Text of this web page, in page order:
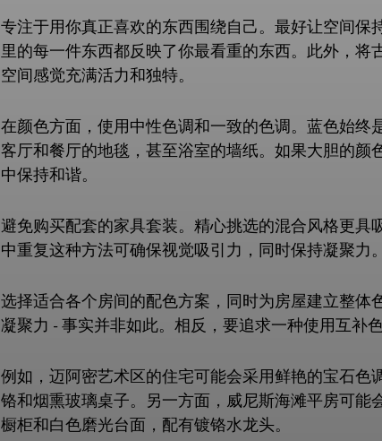
专注于用你真正喜欢的东西围绕自己。最好让空间
里的每一件东西都反映了你最看重的东西。此外，
空间感觉充满活力和独特。
在颜色方面，使用中性色调和一致的色调。蓝色始终
客厅和餐厅的地毯，甚至浴室的墙纸。如果大胆的
中保持和谐。
避免购买配套的家具套装。精心挑选的混合风格更
中重复这种方法可确保视觉吸引力，同时保持凝聚力。
选择适合各个房间的配色方案，同时为房屋建立整
凝聚力 - 事实并非如此。相反，要追求一种使用互补
例如，迈阿密艺术区的住宅可能会采用鲜艳的宝石
铬和烟熏玻璃桌子。另一方面，威尼斯海滩平房可
橱柜和白色磨光台面，配有镀铬水龙头。